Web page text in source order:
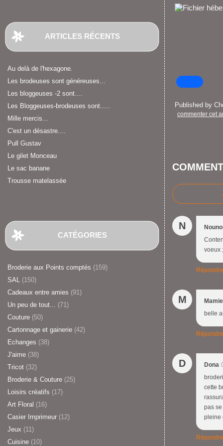
ARTICLES RÉCENTS
Au delà de l'hexagone.
Les brodeuses sont généreuses...
Les bloggeuses -2 sont....
Les Bloggeuses-brodeuses sont.....
Mille mercis...
C'est un désastre....
Pull Gustav
Le gilet Monceau
Le sac banane
Trousse matelassée
CATÉGORIES
Broderie aux Points comptés (159)
SAL (150)
Cadeaux entre amies (91)
Un peu de tout... (71)
Couture (50)
Cartonnage et gainerie (42)
Echanges (38)
J'aime (38)
Tricot (32)
Broderie & Couture (25)
Loisirs créatifs (17)
Art Floral (16)
Casier Imprimeur (12)
Jeux (11)
Cuisine (10)
Published by
commenter cet
N
voeux
Répondre
M
belle
Répondre
D Dona
cette
pas
pleine
Répondre